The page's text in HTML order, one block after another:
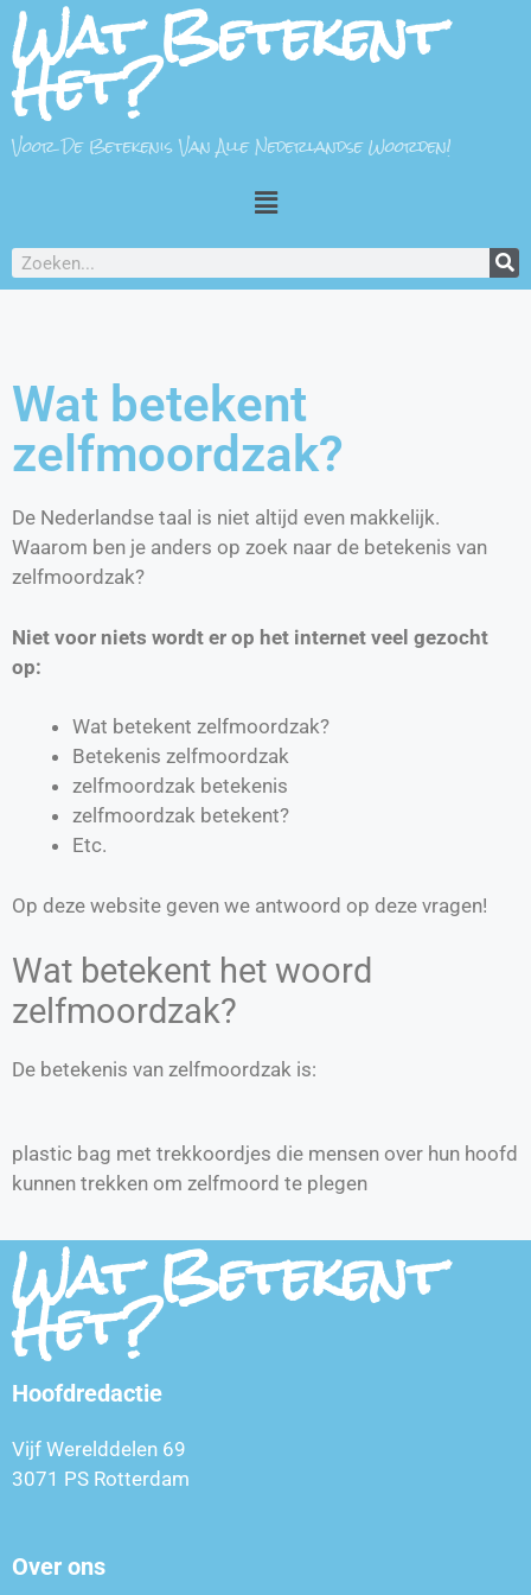
Wat Betekent
Het?
Voor De Betekenis Van Alle Nederlandse Woorden!
Wat betekent
zelfmoordzak?
De Nederlandse taal is niet altijd even makkelijk.
Waarom ben je anders op zoek naar de betekenis van
zelfmoordzak?
Niet voor niets wordt er op het internet veel gezocht
op:
Wat betekent zelfmoordzak?
Betekenis zelfmoordzak
zelfmoordzak betekenis
zelfmoordzak betekent?
Etc.
Op deze website geven we antwoord op deze vragen!
Wat betekent het woord
zelfmoordzak?
De betekenis van zelfmoordzak is:
plastic bag met trekkoordjes die mensen over hun hoofd
kunnen trekken om zelfmoord te plegen
Wat Betekent
Het?
Hoofdredactie
Vijf Werelddelen 69
3071 PS Rotterdam
Over ons